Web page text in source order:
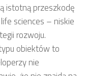
istotną przeszkodę
sciences – niskie
rozwoju.
obiektów to
nie